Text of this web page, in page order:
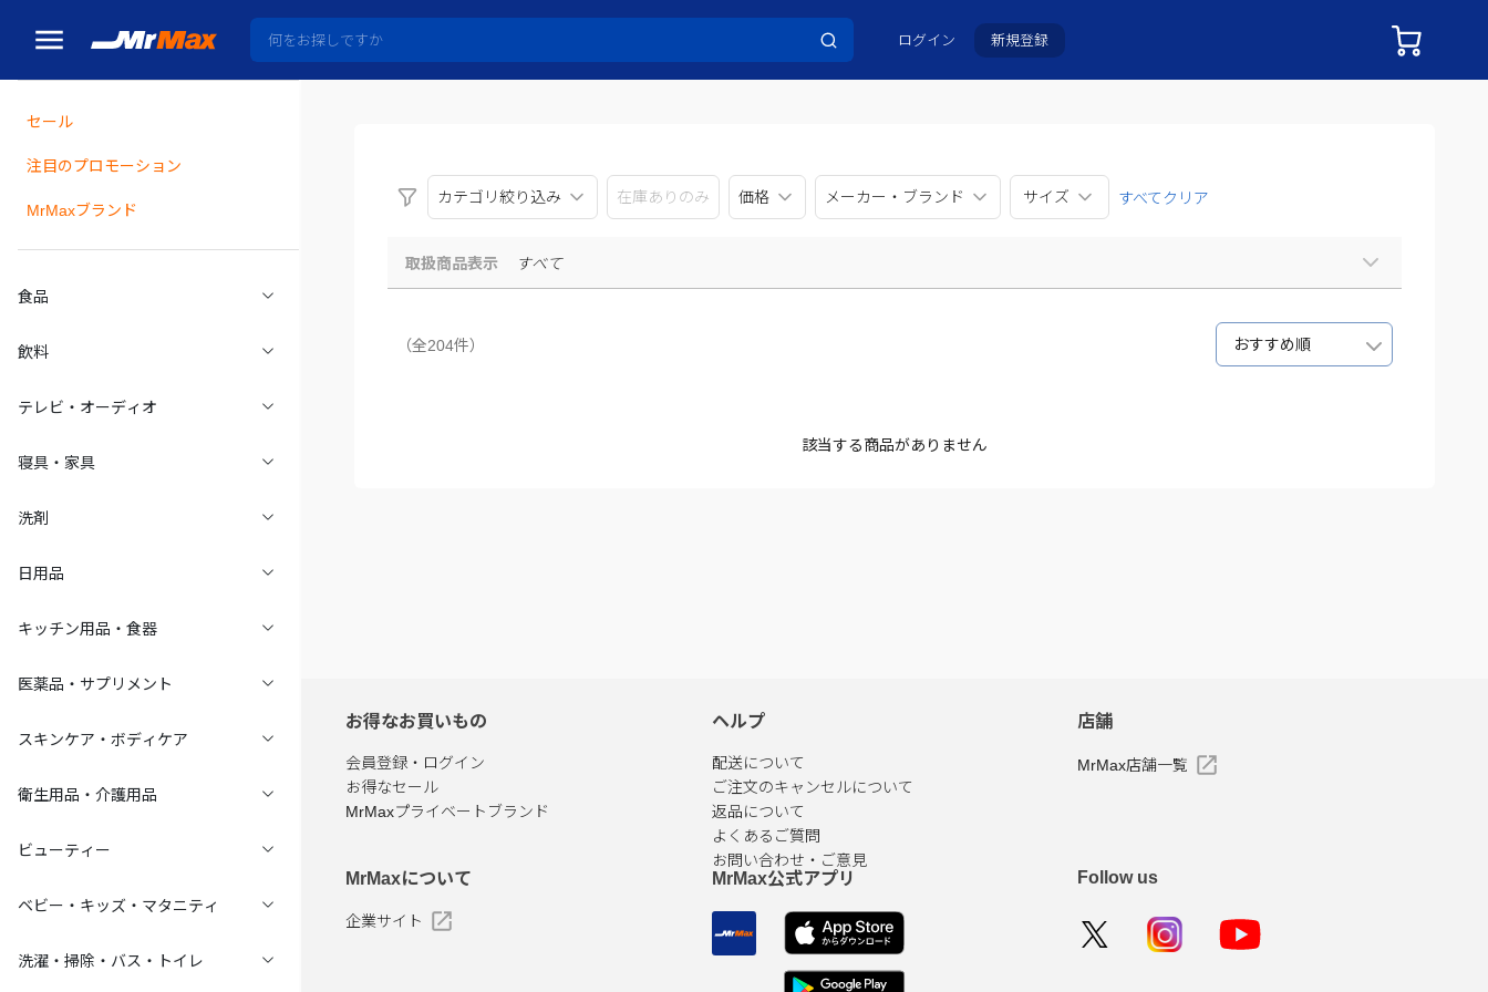
ログイン 新規登録
セール
注目のプロモーション
MrMaxブランド
食品
飲料
テレビ・オーディオ
寝具・家具
洗剤
日用品
キッチン用品・食器
医薬品・サプリメント
スキンケア・ボディケア
衛生用品・介護用品
ビューティー
ベビー・キッズ・マタニティ
洗濯・掃除・バス・トイレ
カテゴリ絞り込み
在庫ありのみ 価格 メーカー・ブランド サイズ すべてクリア
取扱商品表示 すべて
（全204件） おすすめ順
該当する商品がありません
お得なお買いもの
会員登録・ログイン
お得なセール
MrMaxプライベートブランド
ヘルプ
配送について
ご注文のキャンセルについて
返品について
よくあるご質問
お問い合わせ・ご意見
店舗
MrMax店舗一覧
MrMaxについて
企業サイト
MrMax公式アプリ Follow us